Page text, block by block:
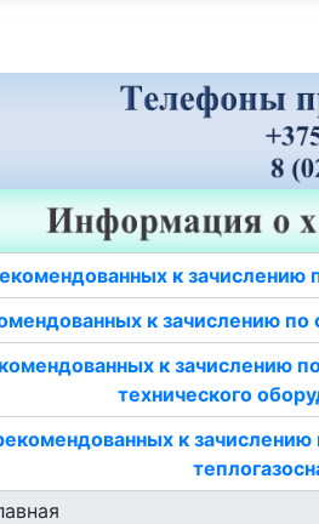
к зачислению
к зачислению
к зачислению
технического
к